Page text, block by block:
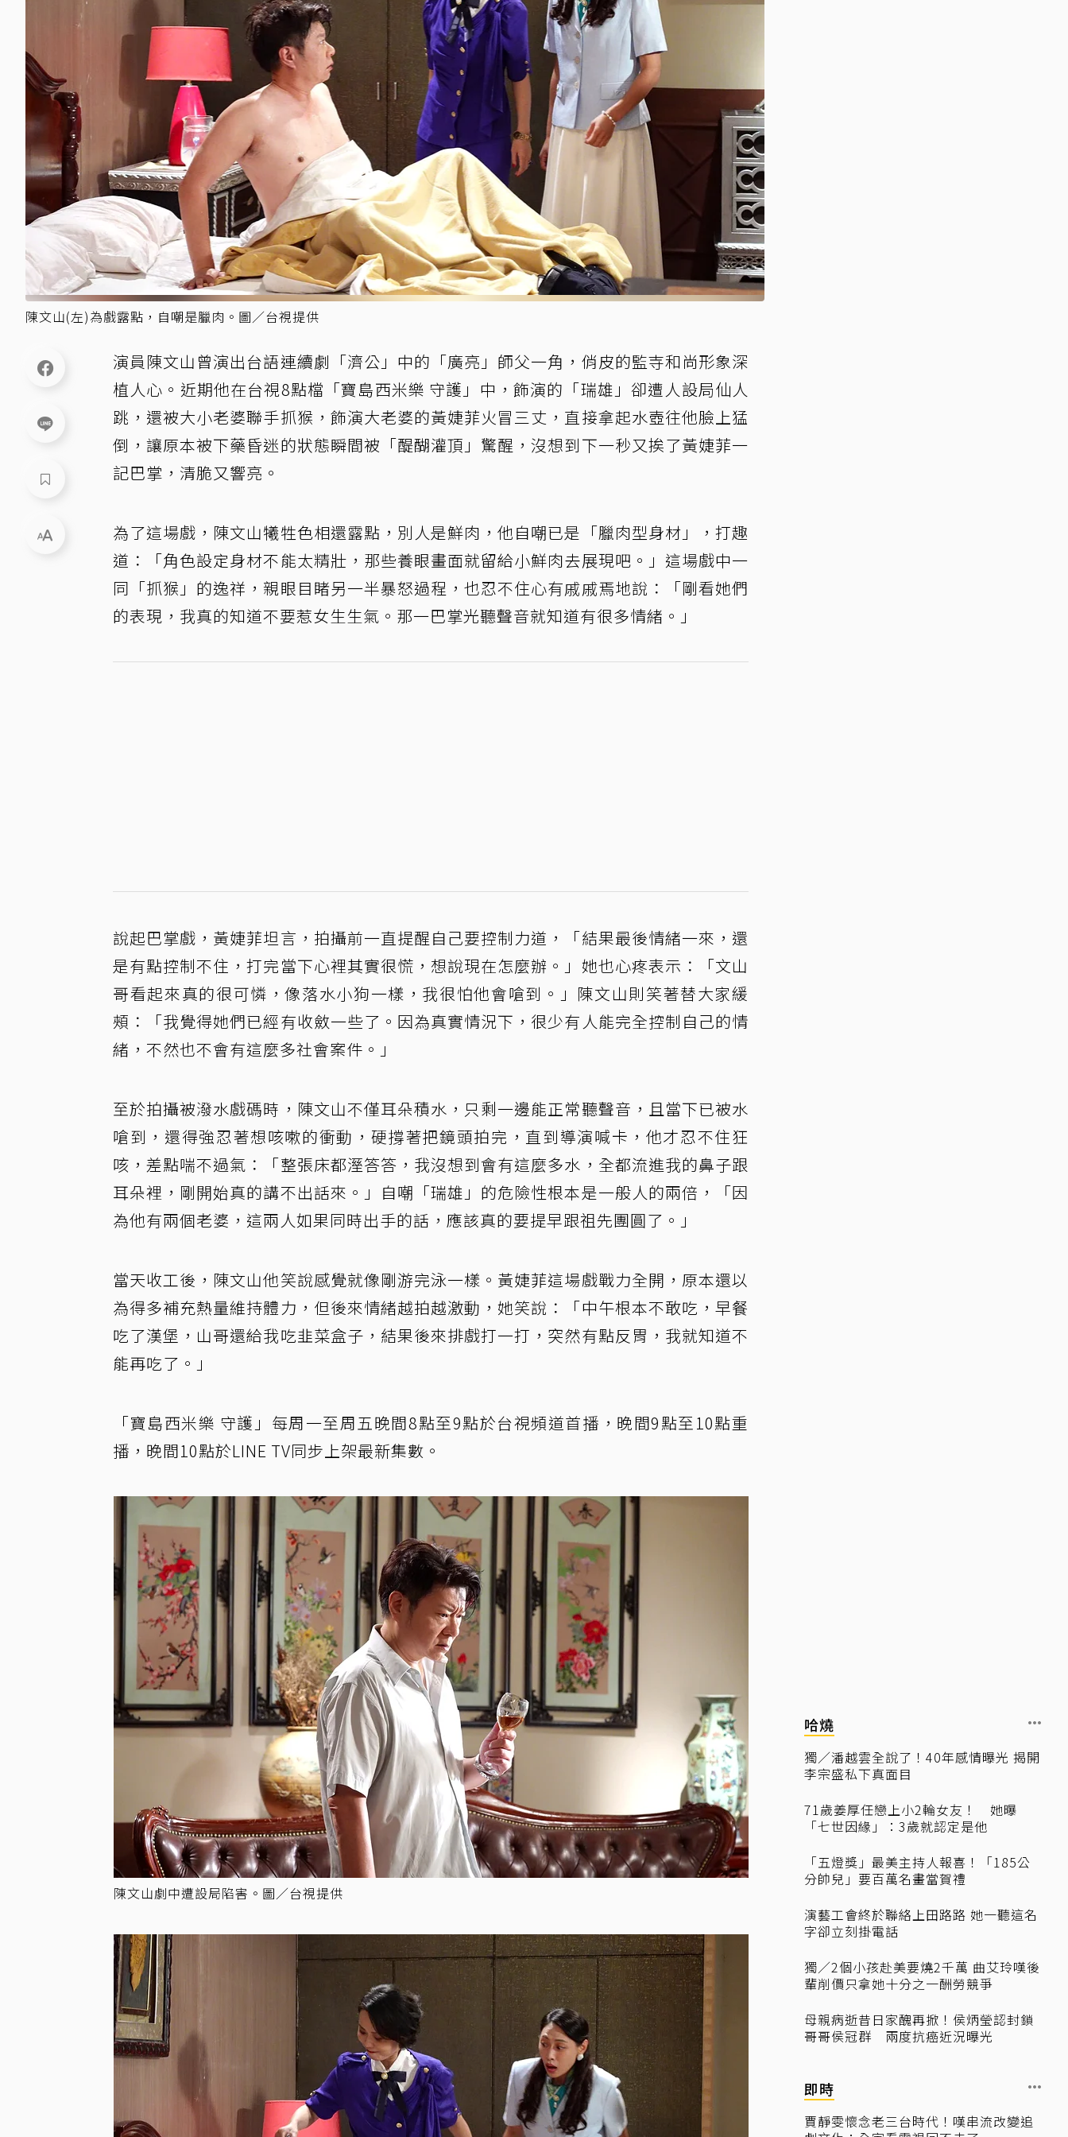
陳文山(左)為戲露點，自嘲是臘肉。圖／台視提供
演員陳文山曾演出台語連續劇「濟公」中的「廣亮」師父一角，俏皮的監寺和尚形象深
植人心。近期他在台視8點檔「寶島西米樂 守護」中，飾演的「瑞雄」卻遭人設局仙人
跳，還被大小老婆聯手抓猴，飾演大老婆的黃婕菲火冒三丈，直接拿起水壺往他臉上猛
倒，讓原本被下藥昏迷的狀態瞬間被「醍醐灌頂」驚醒，沒想到下一秒又挨了黃婕菲一
記巴掌，清脆又響亮。
為了這場戲，陳文山犧牲色相還露點，別人是鮮肉，他自嘲已是「臘肉型身材」，打趣
道：「角色設定身材不能太精壯，那些養眼畫面就留給小鮮肉去展現吧。」這場戲中一
同「抓猴」的逸祥，親眼目睹另一半暴怒過程，也忍不住心有戚戚焉地說：「剛看她們
的表現，我真的知道不要惹女生生氣。那一巴掌光聽聲音就知道有很多情緒。」
說起巴掌戲，黃婕菲坦言，拍攝前一直提醒自己要控制力道，「結果最後情緒一來，還
是有點控制不住，打完當下心裡其實很慌，想說現在怎麼辦。」她也心疼表示：「文山
哥看起來真的很可憐，像落水小狗一樣，我很怕他會嗆到。」陳文山則笑著替大家緩
頰：「我覺得她們已經有收斂一些了。因為真實情況下，很少有人能完全控制自己的情
緒，不然也不會有這麼多社會案件。」
至於拍攝被潑水戲碼時，陳文山不僅耳朵積水，只剩一邊能正常聽聲音，且當下已被水
嗆到，還得強忍著想咳嗽的衝動，硬撐著把鏡頭拍完，直到導演喊卡，他才忍不住狂
咳，差點喘不過氣：「整張床都溼答答，我沒想到會有這麼多水，全都流進我的鼻子跟
耳朵裡，剛開始真的講不出話來。」自嘲「瑞雄」的危險性根本是一般人的兩倍，「因
為他有兩個老婆，這兩人如果同時出手的話，應該真的要提早跟祖先團圓了。」
當天收工後，陳文山他笑說感覺就像剛游完泳一樣。黃婕菲這場戲戰力全開，原本還以
為得多補充熱量維持體力，但後來情緒越拍越激動，她笑說：「中午根本不敢吃，早餐
吃了漢堡，山哥還給我吃韭菜盒子，結果後來排戲打一打，突然有點反胃，我就知道不
能再吃了。」
「寶島西米樂 守護」每周一至周五晚間8點至9點於台視頻道首播，晚間9點至10點重
播，晚間10點於LINE TV同步上架最新集數。
陳文山劇中遭設局陷害。圖／台視提供
哈燒
獨／潘越雲全說了！40年感情曝光 揭開
李宗盛私下真面目
71歲姜厚任戀上小2輪女友！ 她曝
「七世因緣」：3歲就認定是他
「五燈獎」最美主持人報喜！「185公
分帥兒」要百萬名畫當賀禮
演藝工會終於聯絡上田路路 她一聽這名
字卻立刻掛電話
獨／2個小孩赴美要燒2千萬 曲艾玲嘆後
輩削價只拿她十分之一酬勞競爭
母親病逝昔日家醜再掀！侯炳瑩認封鎖
哥哥侯冠群 兩度抗癌近況曝光
即時
賈靜雯懷念老三台時代！嘆串流改變追